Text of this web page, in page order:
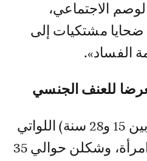
الاجتماعي،
مشتكيات إلى
الفساد».
للعنف الجنسي
بلغ عدد الشابات (ما بين 15 و28 سنة) اللواتي
تعرضن للعنف 1975 امرأة، وشكلن حوالي 35